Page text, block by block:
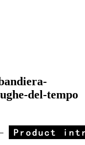
del-tempo